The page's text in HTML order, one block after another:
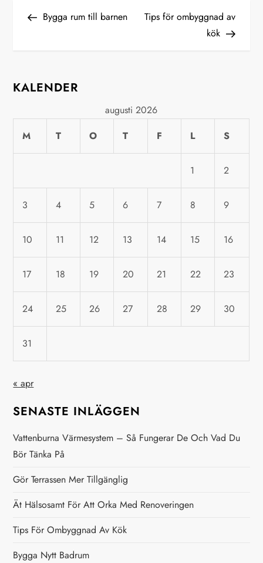
I
l
g
g
s
n
a
v
i
g
e
r
i
n
g
PreviousBygga rum till barnen
Next
Tips för ombyggnad av
kök
KALENDER
augusti 2026
M
T O T F L S
1 2
3 4 5 6 7 8 9
10 11 12 13 14 15 16
17 18 19 20 21 22 23
24 25 26 27 28 29 30
31
« apr
SENASTE INLÄGGEN
Vattenburna Värmesystem – Så Fungerar De Och Vad Du
Bör Tänka På
Gör Terrassen Mer Tillgänglig
Ät Hälsosamt För Att Orka Med Renoveringen
Tips För Ombyggnad Av Kök
Bygga Nytt Badrum